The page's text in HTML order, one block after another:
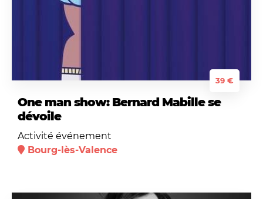
39 €
One man show: Bernard Mabille se
dévoile
Activité événement
Bourg-lès-Valence